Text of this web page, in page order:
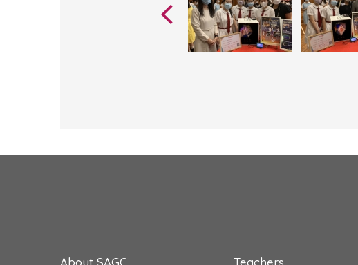
About SAGC Teachers